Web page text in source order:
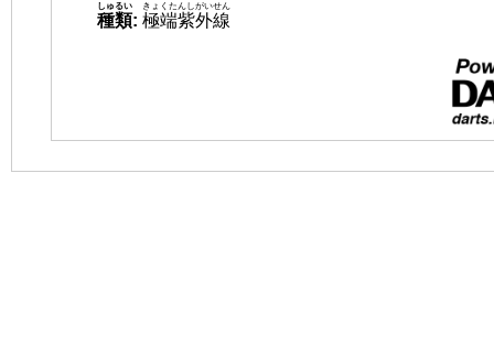
種類
しゅるい
: 極端紫外線
きょくたんしがいせん